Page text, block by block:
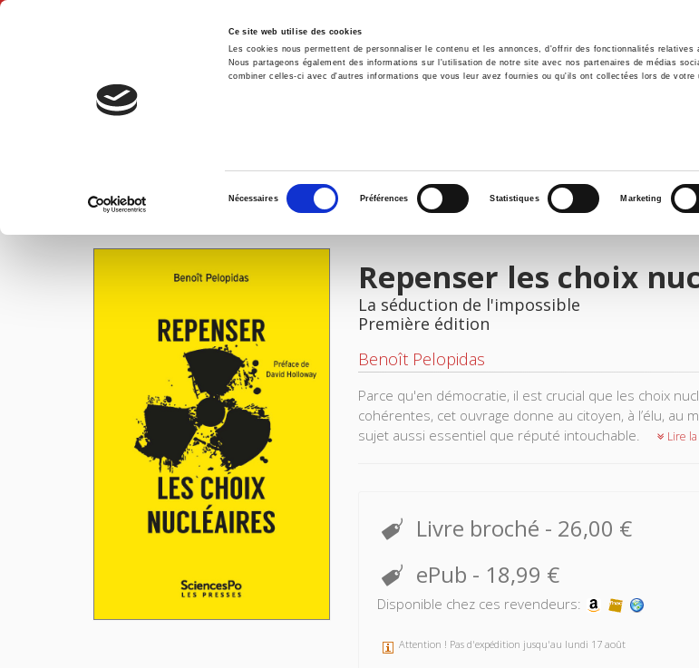
Ce site web utilise des cookies
Les cookies nous permettent de personnaliser le contenu et les annonces, d'offrir des fonctionnalités
Nous partageons également des informations sur l'utilisation de notre site avec nos partenaires de médias
combiner celles-ci avec d'autres informations que vous leur avez fournies ou qu'ils ont collectées lors de
consentement
Nécessaires Préférences Statistiques Marketing
Accueil Environnement Histoire
IMAGES
Repenser les choix
La séduction de l'impossible
Première édition
Benoît Pelopidas
Parce qu'en démocratie, il est crucial que les choix
cohérentes, cet ouvrage donne au citoyen, à l’élu, au
sujet aussi essentiel que réputé intouchable.
Lire
Livre broché - 26,00 €
ePub - 18,99 €
Disponible chez ces revendeurs:
Attention ! Pas d'expédition jusqu'au lundi 17 août